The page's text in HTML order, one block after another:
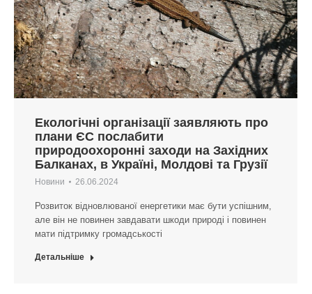
Екологічні організації заявляють про
плани ЄС послабити
природоохоронні заходи на Західних
Балканах, в Україні, Молдові та Грузії
Новини 26.06.2024
Розвиток відновлюваної енергетики має бути успішним,
але він не повинен завдавати шкоди природі і повинен
мати підтримку громадськості
Детальніше